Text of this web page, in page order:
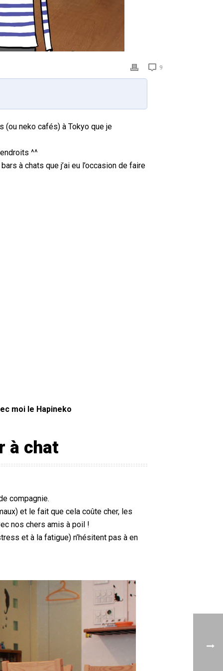
9
(ou neko cafés) à Tokyo que je
^^
à chats que j’ai eu l’occasion de faire
moi le Hapineko
à chat
compagnie.
et le fait que cela coûte cher, les
nos chers amis à poil !
et à la fatigue) n’hésitent pas à en